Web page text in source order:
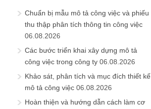
Chuẩn bị mẫu mô tả công việc và phiếu
thu thập phân tích thông tin công việc
06.08.2026
Các bước triển khai xây dựng mô tả
công việc trong công ty 06.08.2026
Khảo sát, phân tích và mục đích thiết kế
mô tả công việc 06.08.2026
Hoàn thiện và hướng dẫn cách làm cơ